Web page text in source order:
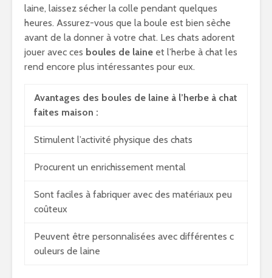
laine, laissez sécher la colle pendant quelques
heures. Assurez-vous que la boule est bien sèche
avant de la donner à votre chat. Les chats adorent
jouer avec ces boules de laine et l’herbe à chat les
rend encore plus intéressantes pour eux.
Avantages des boules de laine à l’herbe à chat
faites maison :
Stimulent l’activité physique des chats
Procurent un enrichissement mental
Sont faciles à fabriquer avec des matériaux peu
coûteux
Peuvent être personnalisées avec différentes c
ouleurs de laine